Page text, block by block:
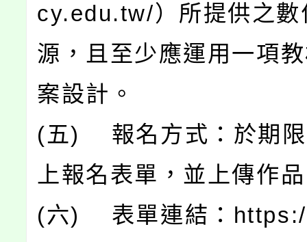
cy.edu.tw/）所提供之數
源，且至少應運用一項
案設計。
(五) 報名方式：於期限
上報名表單，並上傳作
(六) 表單連結：